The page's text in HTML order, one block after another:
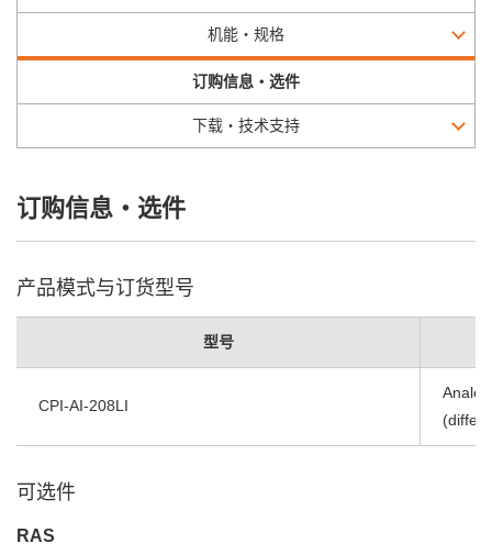
机能・规格
订购信息・选件
下载・技术支持
订购信息・选件
产品模式与订货型号
型号
CPI-AI-208LI
可选件
RAS